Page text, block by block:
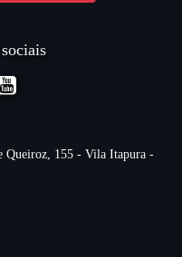
Queiroz, 155 - Vila Itapura -